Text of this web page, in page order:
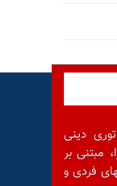
دینی
مبتنی بر
فردی و